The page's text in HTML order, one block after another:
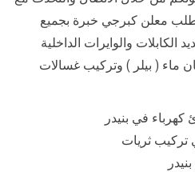
معلن كبرجي خبرة بجميع
الكابلات والوايرات الداخلية
ماء ( بيلر ) وتركيب غسالات
في بنيدر
تركيب ثريات